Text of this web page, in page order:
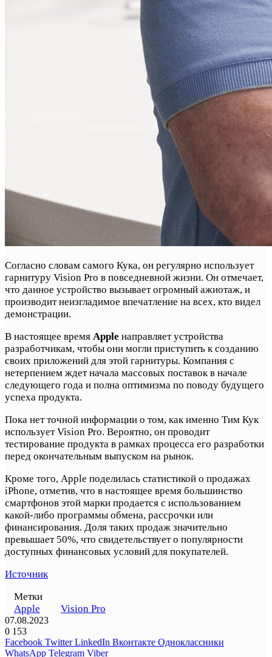
Согласно словам самого Кука, он регулярно использует
гарнитуру Vision Pro в повседневной жизни. Он отмечает,
что данное устройство вызывает огромный ажиотаж, и
производит неизгладимое впечатление на всех, кто видел
демонстрации.
В настоящее время Apple направляет устройства
разработчикам, чтобы они могли приступить к созданию
своих приложений для этой гарнитуры. Компания с
нетерпением ждет начала массовых поставок в начале
следующего года и полна оптимизма по поводу будущего
успеха продукта.
Пока нет точной информации о том, как именно Тим Кук
использует Vision Pro. Вероятно, он проводит
тестирование продукта в рамках процесса его разработки
перед окончательным выпуском на рынок.
Кроме того, Apple поделилась статистикой о продажах
iPhone, отметив, что в настоящее время большинство
смартфонов этой марки продается с использованием
какой-либо программы обмена, рассрочки или
финансирования. Доля таких продаж значительно
превышает 50%, что свидетельствует о популярности
доступных финансовых условий для покупателей.
Источник
Метки
Apple
Vision Pro
07.08.2023
0 153
Facebook Twitter LinkedIn Вконтакте Одноклассники
WhatsApp Telegram Viber